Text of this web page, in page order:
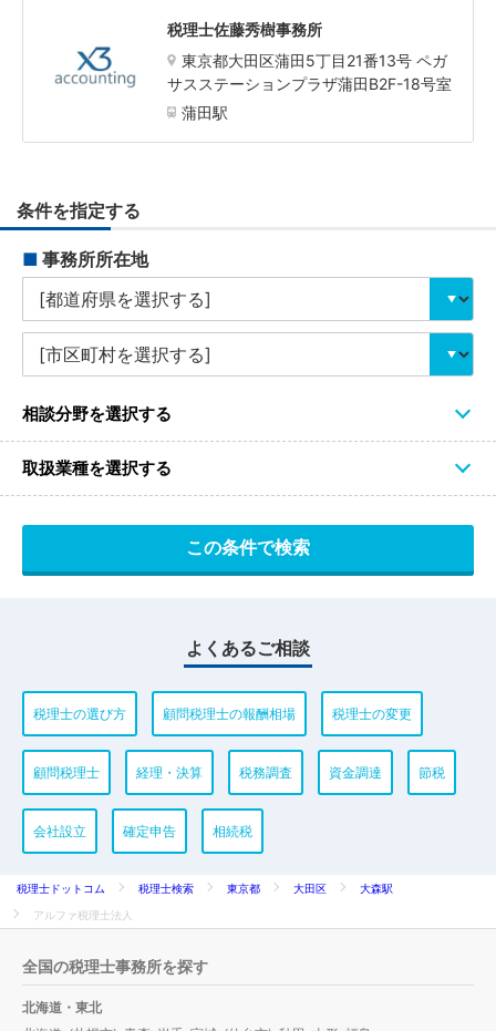
税理士佐藤秀樹事務所
東京都大田区蒲田5丁目21番13号 ペガ
サスステーションプラザ蒲田B2F-18号室
蒲田駅
条件を指定する
■ 事務所所在地
相談分野を選択する
取扱業種を選択する
よくあるご相談
税理士の選び方 顧問税理士の報酬相場 税理士の変更
顧問税理士 経理・決算 税務調査 資金調達 節税
会社設立 確定申告 相続税
税理士ドットコム 税理士検索 東京都 大田区
大森駅
アルファ税理士法人
全国の税理士事務所を探す
北海道・東北